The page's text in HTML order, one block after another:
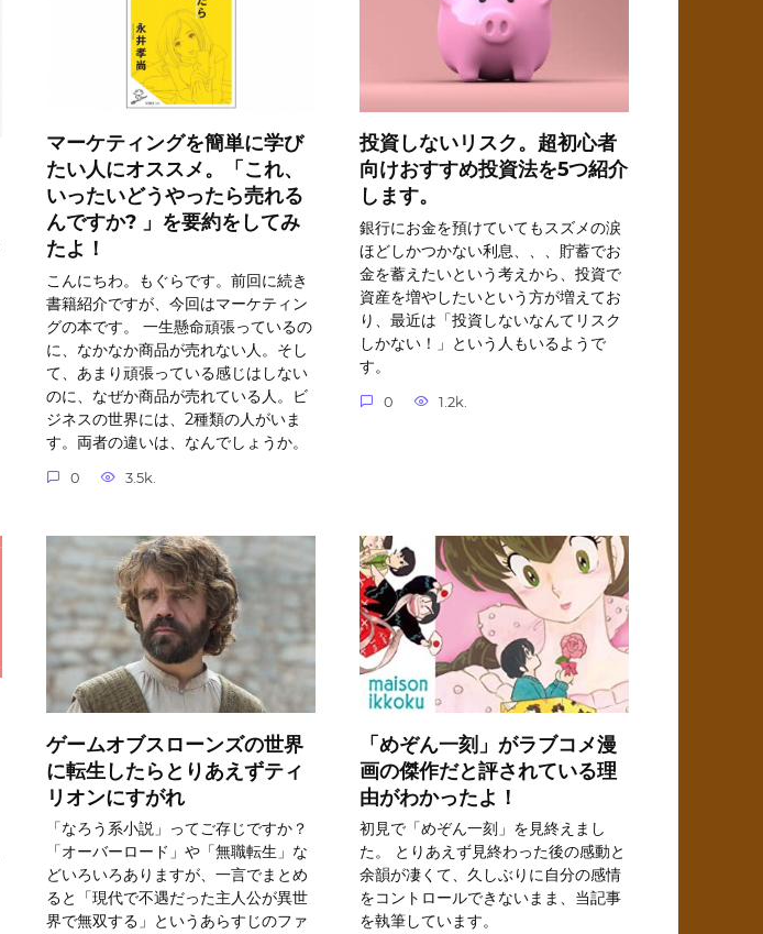
マーケティングを簡単に学び
たい人にオススメ。「これ、
いったいどうやったら売れる
んですか? 」を要約をしてみ
たよ！
こんにちわ。もぐらです。前回に続き
書籍紹介ですが、今回はマーケティン
グの本です。 一生懸命頑張っているの
に、なかなか商品が売れない人。そし
て、あまり頑張っている感じはしない
のに、なぜか商品が売れている人。ビ
ジネスの世界には、2種類の人がいま
す。両者の違いは、なんでしょうか。
0 3.5k.
投資しないリスク。超初心者
向けおすすめ投資法を5つ紹介
します。
銀行にお金を預けていてもスズメの涙
ほどしかつかない利息、、、貯蓄でお
金を蓄えたいという考えから、投資で
資産を増やしたいという方が増えてお
り、最近は「投資しないなんてリスク
しかない！」という人もいるようで
す。
0 1.2k.
ゲームオブスローンズの世界
に転生したらとりあえずティ
リオンにすがれ
「なろう系小説」ってご存じですか？
「オーバーロード」や「無職転生」な
どいろいろありますが、一言でまとめ
ると「現代で不遇だった主人公が異世
界で無双する」というあらすじのファ
「めぞん一刻」がラブコメ漫
画の傑作だと評されている理
由がわかったよ！
初見で「めぞん一刻」を見終えまし
た。 とりあえず見終わった後の感動と
余韻が凄くて、久しぶりに自分の感情
をコントロールできないまま、当記事
を執筆しています。